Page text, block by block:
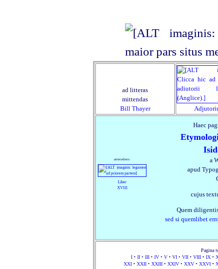
ad litteras
mittendas
Bill Thayer
antecedens:
Liber
XVIII
Haec
a
apud
cujus
Quem
sed si quemlibet
Pagina
I • II • III • IV • V • VI • VII • VIII • IX •
XXI • XXII • XXIII • XXIV • XXV • XXVI •